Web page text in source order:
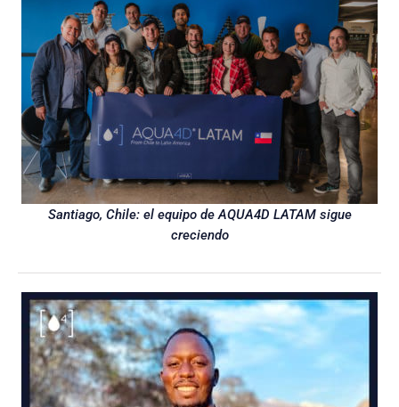
Santiago, Chile: el equipo de AQUA4D LATAM sigue
creciendo